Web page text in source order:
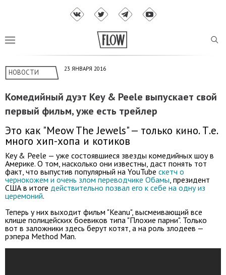
НОВОСТИ 23 ЯНВАРЯ 2016
Комедийный дуэт Key & Peele выпускает свой
первый фильм, уже есть трейлер
Это как "Meow The Jewels" — только кино. Т.е.
много хип-хопа и котиков
Key & Peele — уже состоявшиеся звезды комедийных шоу в
Америке. О том, насколько они известны, даст понять тот
факт, что выпустив популярный на YouTube скетч о
чернокожем и очень злом переводчике Обамы , президент
США в итоге действительно позвал его к себе на одну из
церемоний.
Теперь у них выходит фильм "Keanu", высмеивающий все
клише полицейских боевиков типа "Плохие парни". Только
вот в заложники здесь берут котят, а на роль злодеев —
рэпера Method Man.